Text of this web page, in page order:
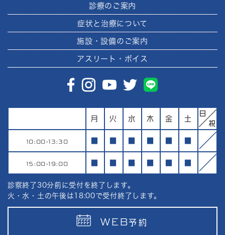
診療のご案内
症状と治療について
施設・設備のご案内
アスリート・ボイス
月 火 水 木 金 土
10:00-13:30
15:00-19:00
診察終了30分前に受付を終了します。
火・水・土の午後は18:00で受付終了します。
WEB予約